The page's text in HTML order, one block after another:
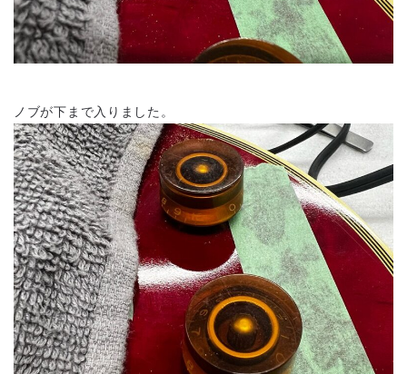
ノブが下まで入りました。